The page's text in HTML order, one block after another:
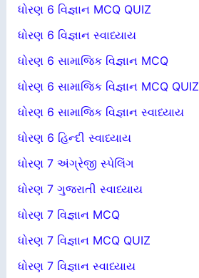
ધોરણ 6 વિજ્ઞાન MCQ QUIZ
ધોરણ 6 વિજ્ઞાન સ્વાધ્યાય
ધોરણ 6 સામાજિક વિજ્ઞાન MCQ
ધોરણ 6 સામાજિક વિજ્ઞાન MCQ QUIZ
ધોરણ 6 સામાજિક વિજ્ઞાન સ્વાધ્યાય
ધોરણ 6 હિન્દી સ્વાધ્યાય
ધોરણ 7 અંગ્રેજી સ્પેલિંગ
ધોરણ 7 ગુજરાતી સ્વાધ્યાય
ધોરણ 7 વિજ્ઞાન MCQ
ધોરણ 7 વિજ્ઞાન MCQ QUIZ
ધોરણ 7 વિજ્ઞાન સ્વાધ્યાય